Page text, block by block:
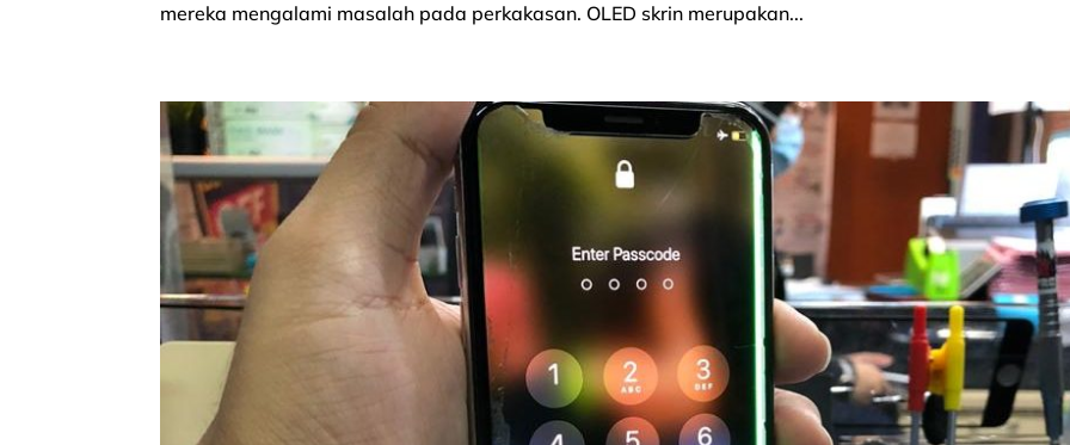
mereka mengalami masalah pada perkakasan. OLED skrin merupakan...